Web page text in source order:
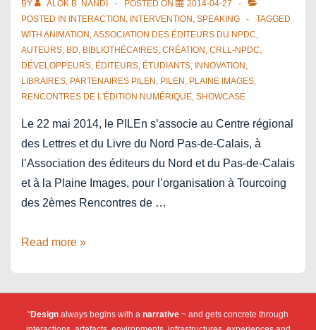
le
secteur
du
livre
en
BY ALOK B. NANDI POSTED ON
2014-04-27
POSTED IN
INTERACTION , INTERVENTION , SPEAKING
TAGGED
WITH ANIMATION ,ASSOCIATION DES ÉDITEURS DU NPDC,
AUTEURS, BD, BIBLIOTHÉCAIRES, CRÉATION , CRLL-NPDC,
DÉVELOPPEURS, ÉDITEURS, ÉTUDIANTS, INNOVATION ,
LIBRAIRES, PARTENAIRES PILEN , PILEN , PLAINE IMAGES,
RENCONTRES DE L'ÉDITION NUMÉRIQUE, SHOWCASE
Le 22 mai 2014, le PILEn s’associe au Centre régional
des Lettres et du Livre du Nord Pas-de-Calais, à
l’Association des éditeurs du Nord et du Pas-de-Calais
et à la Plaine Images, pour l’organisation à Tourcoing
des 2èmes Rencontres de …
2èmes
numérique
Read more »
“Design always begins with a narrative ~ and gets concrete through